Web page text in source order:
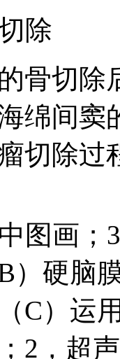
除
骨切除
绵间窦
切除过
图画
）硬脑
C）运
2，超